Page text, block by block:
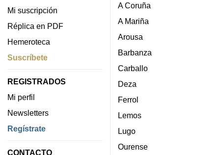
Mi suscripción
Réplica en PDF
Hemeroteca
Suscríbete
REGISTRADOS
Mi perfil
Newsletters
Regístrate
CONTACTO
A Coruña
A Mariña
Arousa
Barbanza
Carballo
Deza
Ferrol
Lemos
Lugo
Ourense